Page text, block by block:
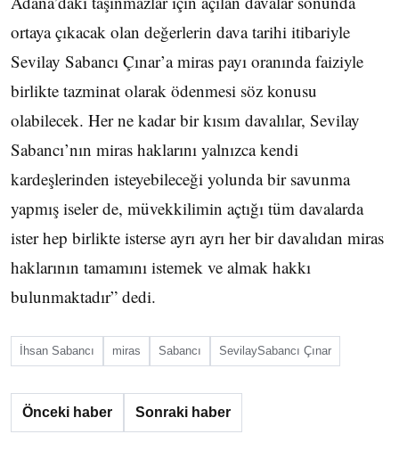
ortaya çıkacak olan değerlerin dava tarihi itibariyle
Sevilay Sabancı Çınar’a miras payı oranında faiziyle
birlikte tazminat olarak ödenmesi söz konusu
olabilecek. Her ne kadar bir kısım davalılar, Sevilay
Sabancı’nın miras haklarını yalnızca kendi
kardeşlerinden isteyebileceği yolunda bir savunma
yapmış iseler de, müvekkilimin açtığı tüm davalarda
ister hep birlikte isterse ayrı ayrı her bir davalıdan miras
haklarının tamamını istemek ve almak hakkı
bulunmaktadır” dedi.
İhsan Sabancı miras Sabancı SevilaySabancı Çınar
Önceki haber Sonraki haber